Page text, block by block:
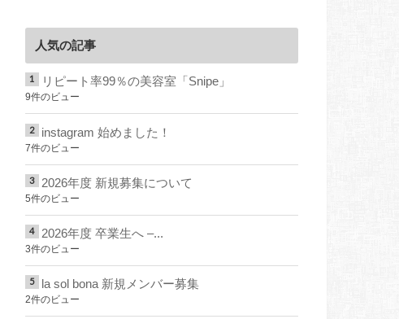
人気の記事
リピート率99％の美容室「Snipe」
9件のビュー
instagram 始めました！
7件のビュー
2026年度 新規募集について
5件のビュー
2026年度 卒業生へ –...
3件のビュー
la sol bona 新規メンバー募集
2件のビュー